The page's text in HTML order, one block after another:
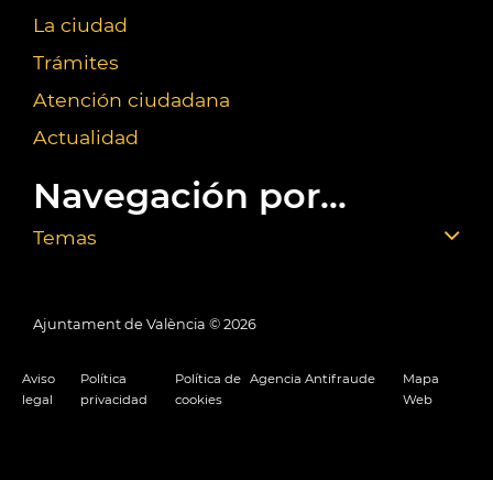
La ciudad
Trámites
Atención ciudadana
Actualidad
Navegación por...
Temas
Ajuntament de València © 2026
Aviso
legal
Política
privacidad
Política de
cookies
Agencia Antifraude
Mapa
Web